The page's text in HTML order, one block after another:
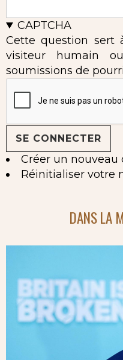
CAPTCHA
Cette question sert
visiteur humain
soumissions de
Créer un nouveau
Réinitialiser votre
DANS LA